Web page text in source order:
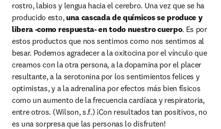
rostro, labios y lengua hacia el cerebro. Una vez que se ha
producido esto, una cascada de químicos se produce y
libera -como respuesta- en todo nuestro cuerpo. Es por
estos productos que nos sentimos como nos sentimos al
besar. Podemos agradecer a la oxitocina por el vínculo que
creamos con la otra persona, a la dopamina por el placer
resultante, a la serotonina por los sentimientos felices y
optimistas, y a la adrenalina por efectos más bien físicos
como un aumento de la frecuencia cardíaca y respiratoria,
entre otros. (Wilson, s.f.) ¡Con resultados tan positivos, no
es una sorpresa que las personas lo disfruten!